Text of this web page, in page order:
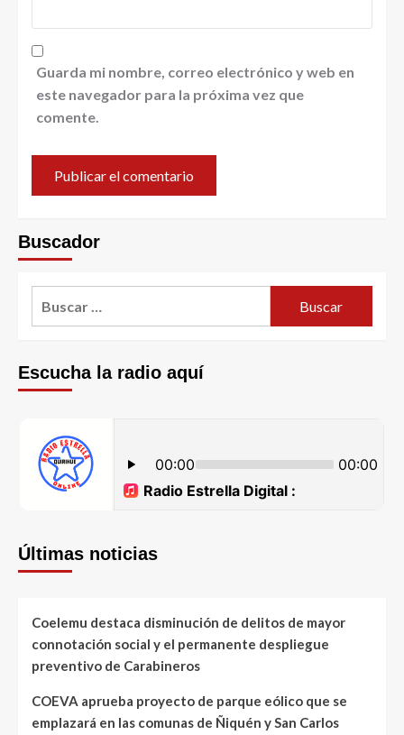
Guarda mi nombre, correo electrónico y web en
este navegador para la próxima vez que
comente.
Buscador
Escucha la radio aquí
Últimas noticias
Coelemu destaca disminución de delitos de mayor
connotación social y el permanente despliegue
preventivo de Carabineros
COEVA aprueba proyecto de parque eólico que se
emplazará en las comunas de Ñiquén y San Carlos